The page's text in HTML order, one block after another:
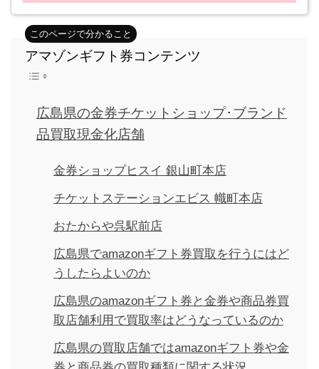
アマゾンギフト券コンテンツ
広島県の金券チケットショップ･ブランド
品買取現金化店舗
金券ショップヒスイ 銀山町本店
チケットステーションエビス 幟町本店
おたからや呉駅前店
広島県でamazonギフト券買取を行うにはど
うしたらよいのか
広島県のamazonギフト券と金券や商品券買
取店舗利用で買取率はどうなっているのか
広島県の買取店舗ではamazonギフト券や金